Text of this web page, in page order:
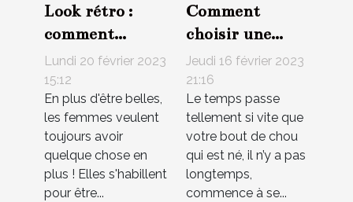
Look rétro :
comment
l'adopter ?
Lundi 20 février 2023
15:12
En plus d'être belles,
les femmes veulent
toujours avoir
quelque chose en
plus ! Elles s'habillent
pour être...
Comment
choisir une
chaussure de
marche pour
bébé ?
Jeudi 16 février 2023
21:16
Le temps passe
tellement si vite que
votre bout de chou
qui est né, il n’y a pas
longtemps,
commence à se...